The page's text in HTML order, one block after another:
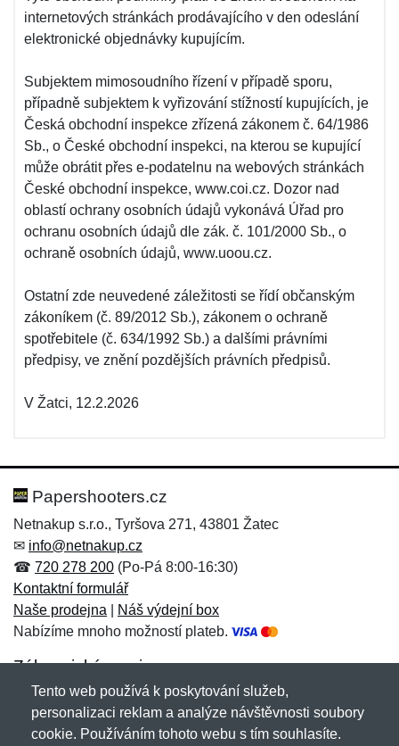
internetových stránkách prodávajícího v den odeslání
elektronické objednávky kupujícím.
Subjektem mimosoudního řízení v případě sporu,
případně subjektem k vyřizování stížností kupujících, je
Česká obchodní inspekce zřízená zákonem č. 64/1986
Sb., o České obchodní inspekci, na kterou se kupující
může obrátit přes e-podatelnu na webových stránkách
České obchodní inspekce, www.coi.cz. Dozor nad
oblastí ochrany osobních údajů vykonává Úřad pro
ochranu osobních údajů dle zák. č. 101/2000 Sb., o
ochraně osobních údajů, www.uoou.cz.
Ostatní zde neuvedené záležitosti se řídí občanským
zákoníkem (č. 89/2012 Sb.), zákonem o ochraně
spotřebitele (č. 634/1992 Sb.) a dalšími právními
předpisy, ve znění pozdějších právních předpisů.
V Žatci, 12.2.2026
Papershooters.cz
Netnakup s.r.o., Tyršova 271, 43801 Žatec
✉ info@netnakup.cz
☎ 720 278 200 (Po-Pá 8:00-16:30)
Kontaktní formulář
Naše prodejna
Náš výdejní box
Nabízíme mnoho možností plateb.
Zákaznický servis
Novinky emailem
Tento web používá k poskytování služeb,
personalizaci reklam a analýze návštěvnosti soubory
cookie. Používáním tohoto webu s tím souhlasíte.